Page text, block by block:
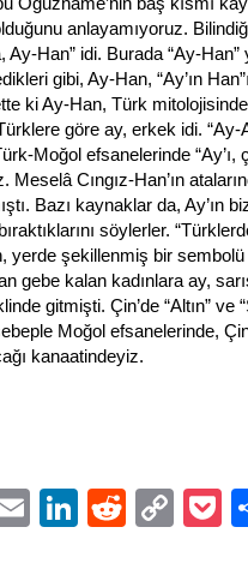
anlayamıyoruz.
Ay-Han” idi. Burada “Ay-Han”
gibi, Ay-Han, “Ay’ın
ki Ay-Han, Türk
göre ay, erkek idi. “Ay-
Moğol efsanelerinde
Cıngız-Han’ın
Bazı kaynaklar da, Ay’ın
söylerler.
yerde şekillenmiş bir
gebe kalan kadınlara ay,
gitmişti. Çin’de “Altın” ve
Moğol efsanelerinde,
kanaatindeyiz.
EmailLinkedIn
Reddit